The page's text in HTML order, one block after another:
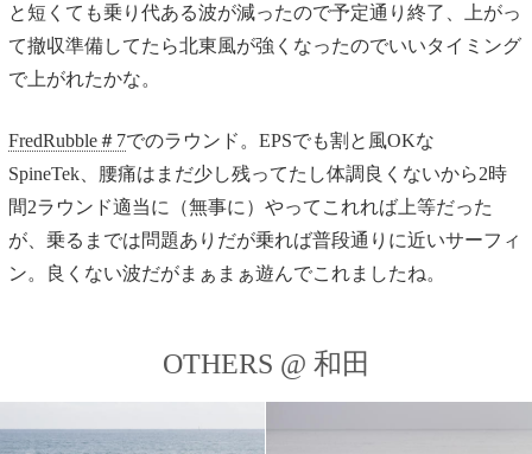
と短くても乗り代ある波が減ったので予定通り終了、上がっ
て撤収準備してたら北東風が強くなったのでいいタイミング
で上がれたかな。
FredRubble＃7でのラウンド。EPSでも割と風OKな
SpineTek、腰痛はまだ少し残ってたし体調良くないから2時
間2ラウンド適当に（無事に）やってこれれば上等だった
が、乗るまでは問題ありだが乗れば普段通りに近いサーフィ
ン。良くない波だがまぁまぁ遊んでこれましたね。
OTHERS @ 和田